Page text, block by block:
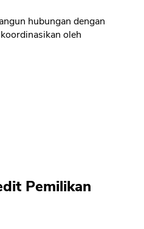
hubungan dengan
oleh
Pemilikan